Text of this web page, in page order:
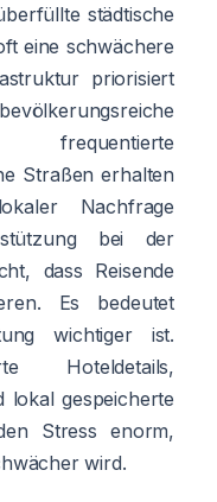
städtische
eine schwächere
priorisiert
Straßen erhalten
Nachfrage
bei der
dass Reisende
Es bedeutet
wichtiger ist.
Hoteldetails,
lokal gespeicherte
Stress enorm,
wird.